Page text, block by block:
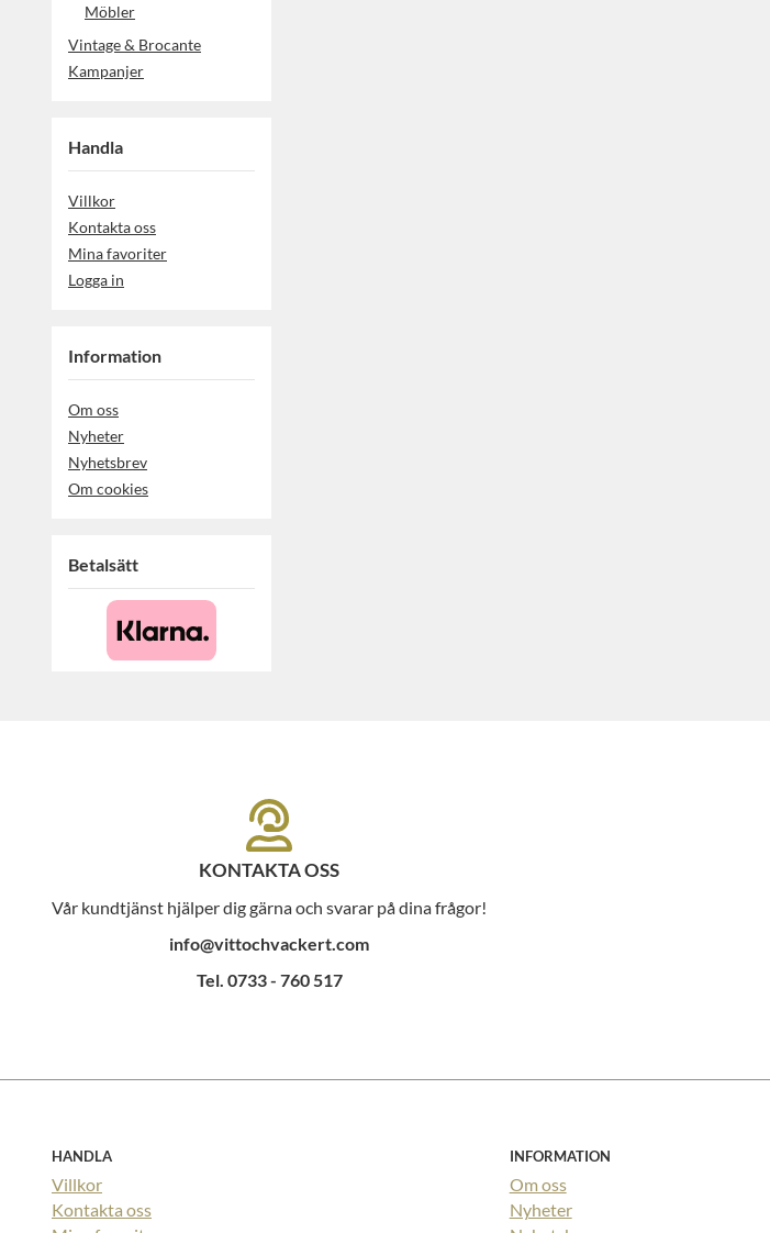
Möbler
Vintage & Brocante
Kampanjer
Handla
Villkor
Kontakta oss
Mina favoriter
Logga in
Information
Om oss
Nyheter
Nyhetsbrev
Om cookies
Betalsätt
KONTAKTA OSS
Vår kundtjänst hjälper dig gärna och svarar på dina frågor!
info@vittochvackert.com
Tel. 0733 - 760 517
HANDLA
Villkor
Kontakta oss
INFORMATION
Om oss
Nyheter